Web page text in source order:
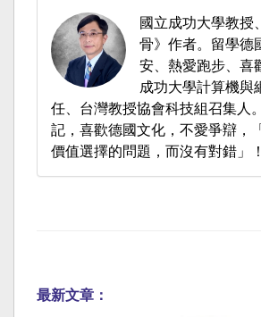
國立成功大學教授
骨》作者。留學德
安、熱愛跑步、喜
成功大學計算機與
任、台灣教授協會科技組召集人
記，喜歡德國文化，不愛爭辯，
價值選擇的問題，而沒有對錯」！
最新文章：